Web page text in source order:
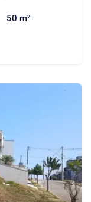
50 m²